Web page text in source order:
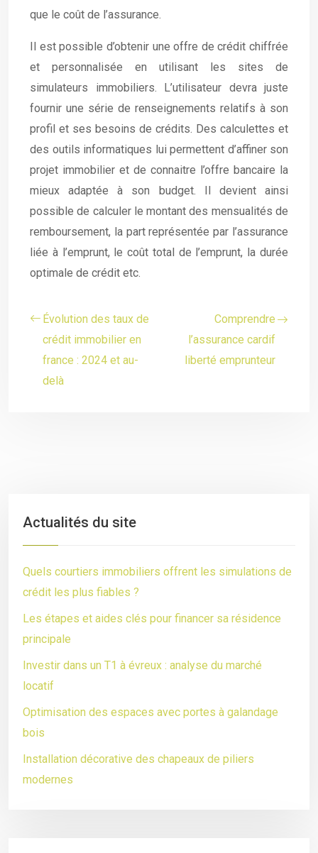
que le coût de l’assurance.
Il est possible d’obtenir une offre de crédit chiffrée
et personnalisée en utilisant les sites de
simulateurs immobiliers. L’utilisateur devra juste
fournir une série de renseignements relatifs à son
profil et ses besoins de crédits. Des calculettes et
des outils informatiques lui permettent d’affiner son
projet immobilier et de connaitre l’offre bancaire la
mieux adaptée à son budget. Il devient ainsi
possible de calculer le montant des mensualités de
remboursement, la part représentée par l’assurance
liée à l’emprunt, le coût total de l’emprunt, la durée
optimale de crédit etc.
Évolution des taux de
crédit immobilier en
france : 2024 et au-
delà
Comprendre
l’assurance cardif
liberté emprunteur
Actualités du site
Quels courtiers immobiliers offrent les simulations de
crédit les plus fiables ?
Les étapes et aides clés pour financer sa résidence
principale
Investir dans un T1 à évreux : analyse du marché
locatif
Optimisation des espaces avec portes à galandage
bois
Installation décorative des chapeaux de piliers
modernes